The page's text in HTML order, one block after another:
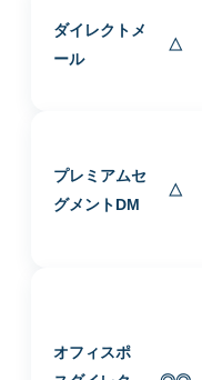
ダイレクトメ
ール
△
プレミアムセ
グメントDM
△
オフィスポ